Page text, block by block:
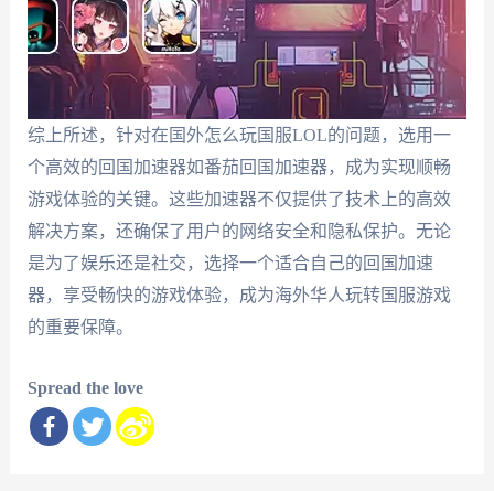
综上所述，针对在国外怎么玩国服LOL的问题，选用一
个高效的回国加速器如番茄回国加速器，成为实现顺畅
游戏体验的关键。这些加速器不仅提供了技术上的高效
解决方案，还确保了用户的网络安全和隐私保护。无论
是为了娱乐还是社交，选择一个适合自己的回国加速
器，享受畅快的游戏体验，成为海外华人玩转国服游戏
的重要保障。
Spread the love